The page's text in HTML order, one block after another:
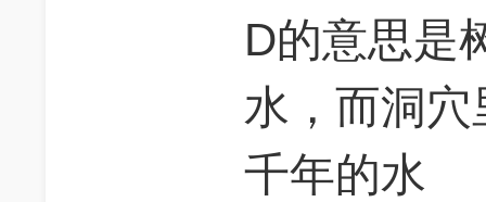
D的意思是
水，而洞
千年的水